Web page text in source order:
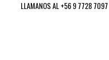
LLAMANOS AL +56 9 7728 7097